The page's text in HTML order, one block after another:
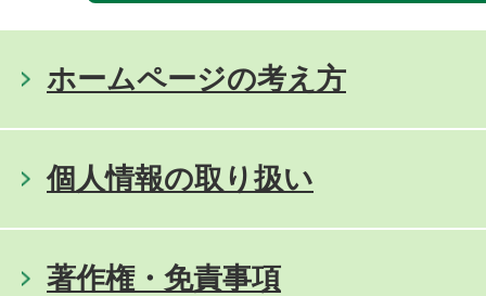
ホームページの考え方
個人情報の取り扱い
著作権・免責事項